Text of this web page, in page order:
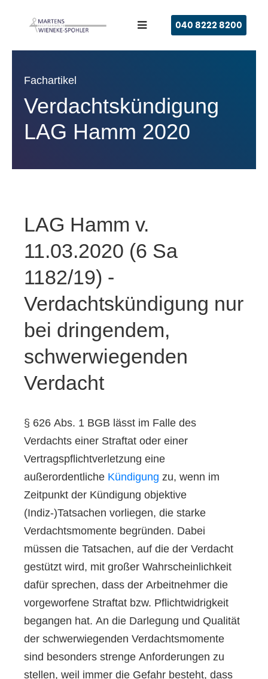
040 8222 8200
Fachartikel
Verdachtskündigung
LAG Hamm 2020
LAG Hamm v.
11.03.2020 (6 Sa
1182/19) -
Verdachtskündigung nur
bei dringendem,
schwerwiegenden
Verdacht
§ 626 Abs. 1 BGB lässt im Falle des
Verdachts einer Straftat oder einer
Vertragspflichtverletzung eine
außerordentliche Kündigung zu, wenn im
Zeitpunkt der Kündigung objektive
(Indiz-)Tatsachen vorliegen, die starke
Verdachtsmomente begründen. Dabei
müssen die Tatsachen, auf die der Verdacht
gestützt wird, mit großer Wahrscheinlichkeit
dafür sprechen, dass der Arbeitnehmer die
vorgeworfene Straftat bzw. Pflichtwidrigkeit
begangen hat. An die Darlegung und Qualität
der schwerwiegenden Verdachtsmomente
sind besonders strenge Anforderungen zu
stellen, weil immer die Gefahr besteht, dass